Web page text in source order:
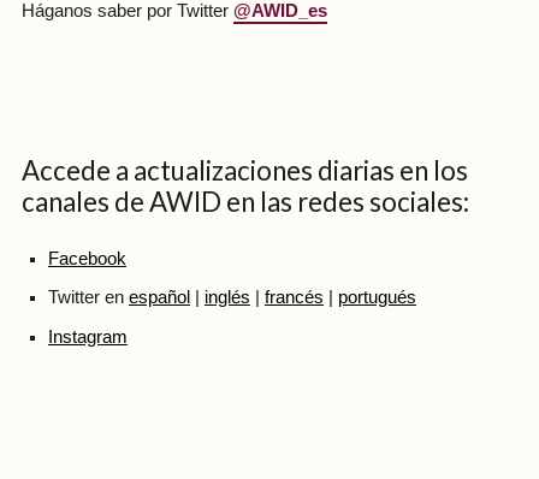
Háganos saber por Twitter @AWID_es
Accede a actualizaciones diarias en los
canales de AWID en las redes sociales:
Facebook
Twitter en español inglés francés portugués
Instagram